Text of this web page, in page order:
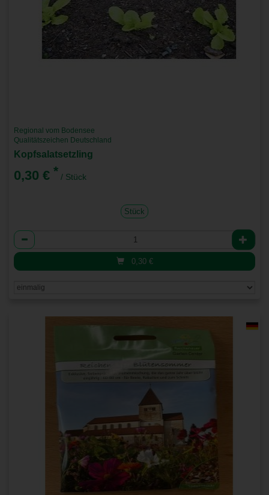
Regional vom Bodensee
Qualitätszeichen Deutschland
Kopfsalatsetzling
0,30 € * / Stück
Stück
Anzahl
0,30 €